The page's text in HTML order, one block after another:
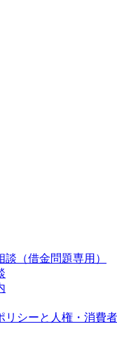
談（借金問題専用）
リシーと人権・消費